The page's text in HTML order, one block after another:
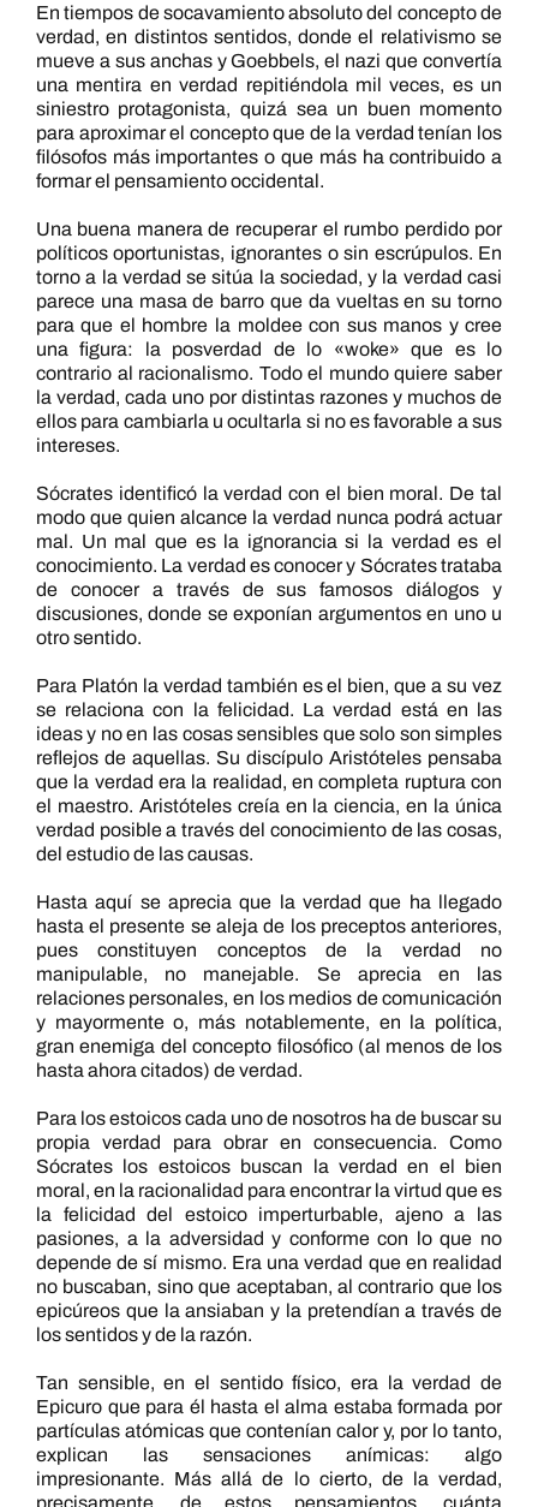
En tiempos de socavamiento absoluto del concepto de
verdad, en distintos sentidos, donde el relativismo se
mueve a sus anchas y Goebbels, el nazi que convertía
una mentira en verdad repitiéndola mil veces, es un
siniestro protagonista, quizá sea un buen momento
para aproximar el concepto que de la verdad tenían los
filósofos más importantes o que más ha contribuido a
formar el pensamiento occidental.
Una buena manera de recuperar el rumbo perdido por
políticos oportunistas, ignorantes o sin escrúpulos. En
torno a la verdad se sitúa la sociedad, y la verdad casi
parece una masa de barro que da vueltas en su torno
para que el hombre la moldee con sus manos y cree
una figura: la posverdad de lo «woke» que es lo
contrario al racionalismo. Todo el mundo quiere saber
la verdad, cada uno por distintas razones y muchos de
ellos para cambiarla u ocultarla si no es favorable a sus
intereses.
Sócrates identificó la verdad con el bien moral. De tal
modo que quien alcance la verdad nunca podrá actuar
mal. Un mal que es la ignorancia si la verdad es el
conocimiento. La verdad es conocer y Sócrates trataba
de conocer a través de sus famosos diálogos y
discusiones, donde se exponían argumentos en uno u
otro sentido.
Para Platón la verdad también es el bien, que a su vez
se relaciona con la felicidad. La verdad está en las
ideas y no en las cosas sensibles que solo son simples
reflejos de aquellas. Su discípulo Aristóteles pensaba
que la verdad era la realidad, en completa ruptura con
el maestro. Aristóteles creía en la ciencia, en la única
verdad posible a través del conocimiento de las cosas,
del estudio de las causas.
Hasta aquí se aprecia que la verdad que ha llegado
hasta el presente se aleja de los preceptos anteriores,
pues constituyen conceptos de la verdad no
manipulable, no manejable. Se aprecia en las
relaciones personales, en los medios de comunicación
y mayormente o, más notablemente, en la política,
gran enemiga del concepto filosófico (al menos de los
hasta ahora citados) de verdad.
Para los estoicos cada uno de nosotros ha de buscar su
propia verdad para obrar en consecuencia. Como
Sócrates los estoicos buscan la verdad en el bien
moral, en la racionalidad para encontrar la virtud que es
la felicidad del estoico imperturbable, ajeno a las
pasiones, a la adversidad y conforme con lo que no
depende de sí mismo. Era una verdad que en realidad
no buscaban, sino que aceptaban, al contrario que los
epicúreos que la ansiaban y la pretendían a través de
los sentidos y de la razón.
Tan sensible, en el sentido físico, era la verdad de
Epicuro que para él hasta el alma estaba formada por
partículas atómicas que contenían calor y, por lo tanto,
explican las sensaciones anímicas: algo
impresionante. Más allá de lo cierto, de la verdad,
precisamente, de estos pensamientos, cuánta